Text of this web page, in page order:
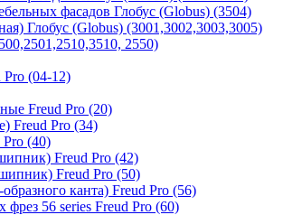
фасадов Глобус (Globus) (3504)
Глобус (Globus) (3001,3002,3003,3005)
2550)
(04-12)
Freud Pro (20)
Freud Pro (34)
(40)
Freud Pro (42)
Freud Pro (50)
канта) Freud Pro (56)
56 series Freud Pro (60)